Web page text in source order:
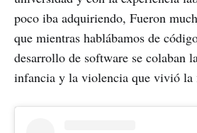
poco iba adquiriendo, Fueron
que mientras hablábamos de
desarrollo de software se colaban
infancia y la violencia que vivió